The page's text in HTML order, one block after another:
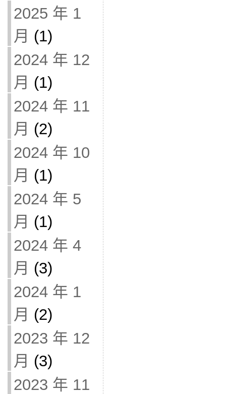
2025 年 1
月 (1)
2024 年 12
月 (1)
2024 年 11
月 (2)
2024 年 10
月 (1)
2024 年 5
月 (1)
2024 年 4
月 (3)
2024 年 1
月 (2)
2023 年 12
月 (3)
2023 年 11